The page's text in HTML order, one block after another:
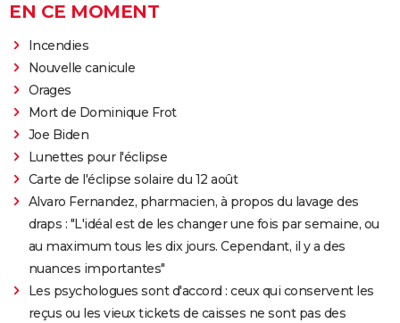
EN CE MOMENT
Incendies
Nouvelle canicule
Orages
Mort de Dominique Frot
Joe Biden
Lunettes pour l'éclipse
Carte de l'éclipse solaire du 12 août
Alvaro Fernandez, pharmacien, à propos du lavage des
draps : "L'idéal est de les changer une fois par semaine, ou
au maximum tous les dix jours. Cependant, il y a des
nuances importantes"
Les psychologues sont d'accord : ceux qui conservent les
reçus ou les vieux tickets de caisses ne sont pas des